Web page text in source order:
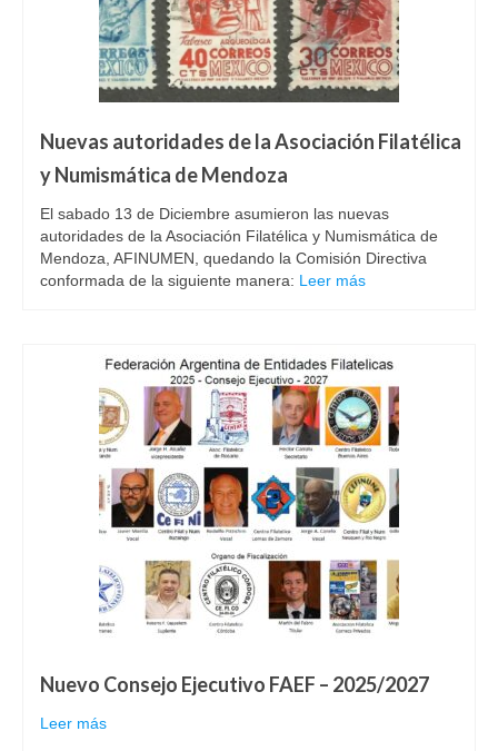
Nuevas autoridades de la Asociación Filatélica
y Numismática de Mendoza
El sabado 13 de Diciembre asumieron las nuevas
autoridades de la Asociación Filatélica y Numismática de
Mendoza, AFINUMEN, quedando la Comisión Directiva
conformada de la siguiente manera: Leer más
Nuevo Consejo Ejecutivo FAEF – 2025/2027
Leer más